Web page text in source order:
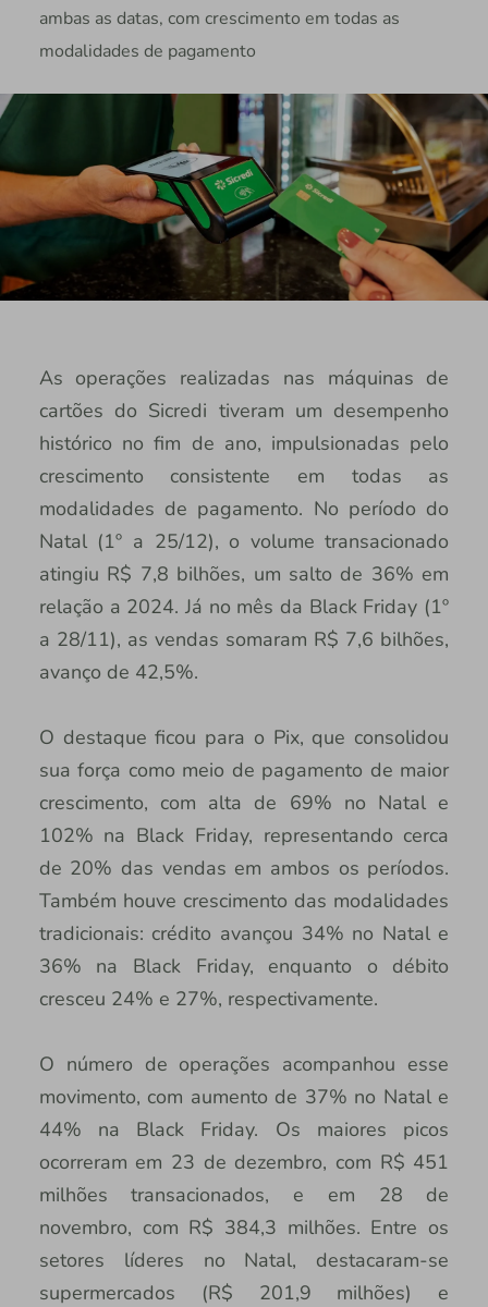
ambas as datas, com crescimento em todas as
modalidades de pagamento
As operações realizadas nas máquinas de
cartões do Sicredi tiveram um desempenho
histórico no fim de ano, impulsionadas pelo
crescimento consistente em todas as
modalidades de pagamento. No período do
Natal (1º a 25/12), o volume transacionado
atingiu R$ 7,8 bilhões, um salto de 36% em
relação a 2024. Já no mês da Black Friday (1º
a 28/11), as vendas somaram R$ 7,6 bilhões,
avanço de 42,5%.
O destaque ficou para o Pix, que consolidou
sua força como meio de pagamento de maior
crescimento, com alta de 69% no Natal e
102% na Black Friday, representando cerca
de 20% das vendas em ambos os períodos.
Também houve crescimento das modalidades
tradicionais: crédito avançou 34% no Natal e
36% na Black Friday, enquanto o débito
cresceu 24% e 27%, respectivamente.
O número de operações acompanhou esse
movimento, com aumento de 37% no Natal e
44% na Black Friday. Os maiores picos
ocorreram em 23 de dezembro, com R$ 451
milhões transacionados, e em 28 de
novembro, com R$ 384,3 milhões. Entre os
setores líderes no Natal, destacaram-se
supermercados (R$ 201,9 milhões) e